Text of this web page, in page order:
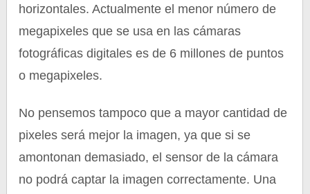
horizontales. Actualmente el menor número de
megapixeles que se usa en las cámaras
fotográficas digitales es de 6 millones de puntos
o megapixeles.
No pensemos tampoco que a mayor cantidad de
pixeles será mejor la imagen, ya que si se
amontonan demasiado, el sensor de la cámara
no podrá captar la imagen correctamente. Una